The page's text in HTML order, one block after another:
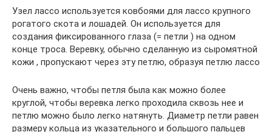
Узел лассо используется ковбоями для лассо крупного
рогатого скота и лошадей. Он используется для
создания фиксированного глаза (= петли ) на одном
конце троса. Веревку, обычно сделанную из сыромятной
кожи , пропускают через эту петлю, образуя петлю лассо
Очень важно, чтобы петля была как можно более
круглой, чтобы веревка легко проходила сквозь нее и
петлю можно было легко натянуть. Диаметр петли равен
размеру кольца из указательного и большого пальцев